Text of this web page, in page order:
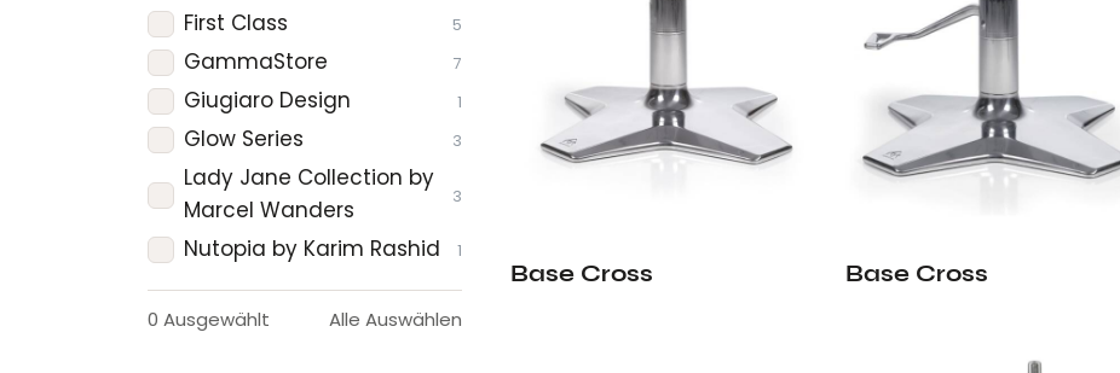
Base Cross Base Cross
First Class 5
GammaStore 7
Giugiaro Design 1
Glow Series 3
Lady Jane Collection by
Marcel Wanders
3
Nutopia by Karim Rashid 1
0 Ausgewählt Alle Auswählen